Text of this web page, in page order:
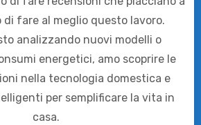
fare al meglio questo lavoro.
analizzando nuovi modelli o
energetici, amo scoprire le
nella tecnologia domestica e
per semplificare la vita in
casa.